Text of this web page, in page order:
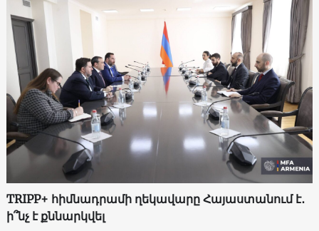
TRIPP+ հիմնադրամի ղեկավարը Հայաստանում է․
ի՞նչ է քննարկվել